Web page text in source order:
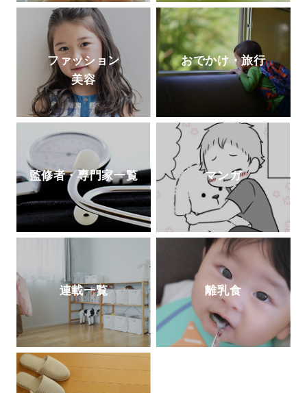
ファッション
美容
おでかけ・旅行
監修者・専門家一覧 マンガ
連載一覧 離乳食